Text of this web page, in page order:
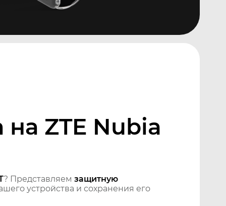
ZTE Nubia
? Представляем защитную
устройства и сохранения его